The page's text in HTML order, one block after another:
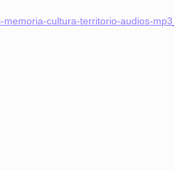
cultura-territorio-audios-